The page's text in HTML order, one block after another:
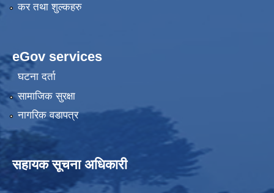
कर तथा शुल्कहरु
eGov services
घटना दर्ता
सामाजिक सुरक्षा
नागरिक वडापत्र
सहायक सूचना अधिकारी